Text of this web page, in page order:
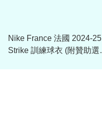
Nike France 法國 2024-25
Strike 訓練球衣 (附贊助選